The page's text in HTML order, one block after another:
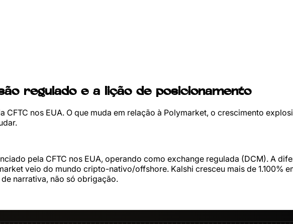
regulado e a lição de posicionamento
CFTC nos EUA. O que muda em relação à Polymarket, o crescimento
pela CFTC nos EUA, operando como exchange regulada (DCM). A
veio do mundo cripto-nativo/offshore. Kalshi cresceu mais de 1.100%
narrativa, não só obrigação.